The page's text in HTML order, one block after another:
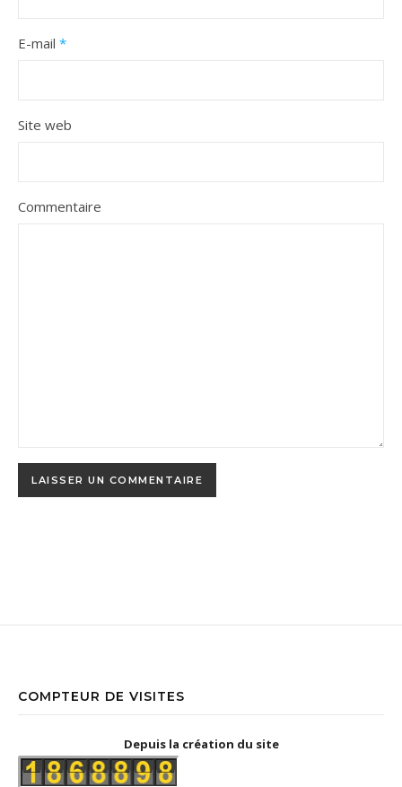
E-mail *
Site web
Commentaire
COMPTEUR DE VISITES
Depuis la création du site